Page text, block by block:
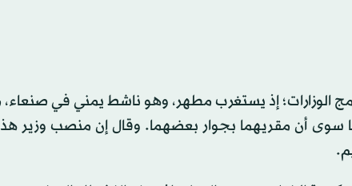
الوزارات؛ إذ يستغرب مطهر، وهو ناشط يمني في
سوى أن مقريهما بجوار بعضهما. وقال إن منصب وزير هذه